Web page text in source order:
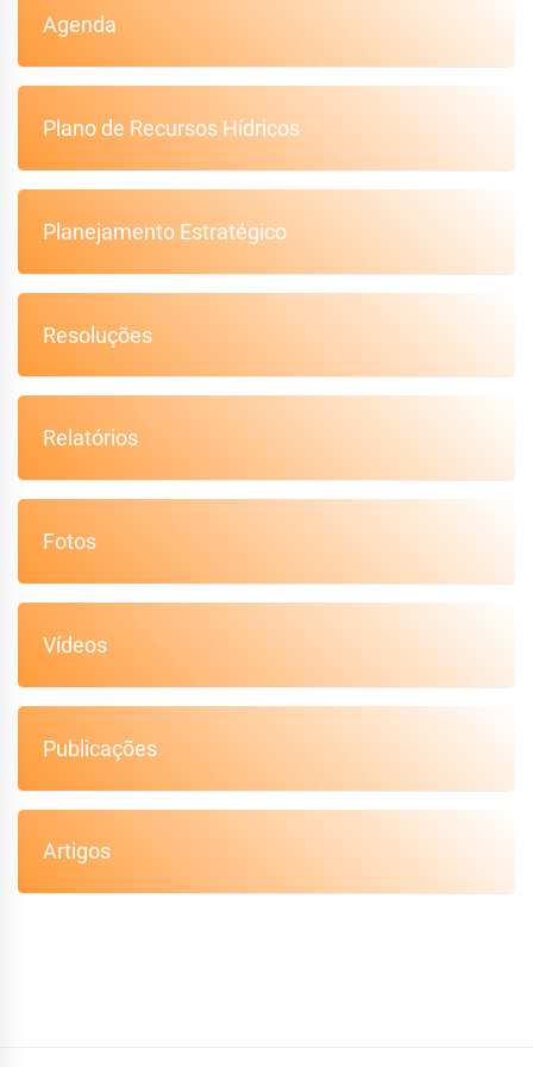
Agenda
Plano de Recursos Hídricos
Planejamento Estratégico
Resoluções
Relatórios
Fotos
Vídeos
Publicações
Artigos